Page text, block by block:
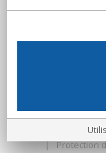
C/Flassaders,
Folie
Protection